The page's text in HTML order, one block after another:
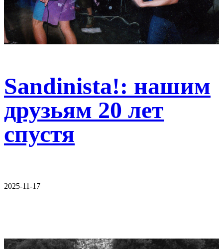
Sandinista!: нашим
друзьям 20 лет
спустя
2025-11-17